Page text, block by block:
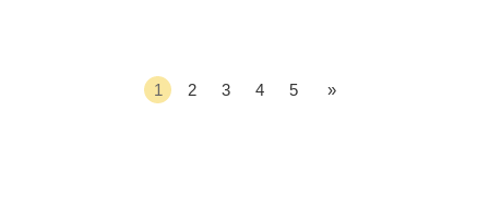
1 2 3 4 5 »